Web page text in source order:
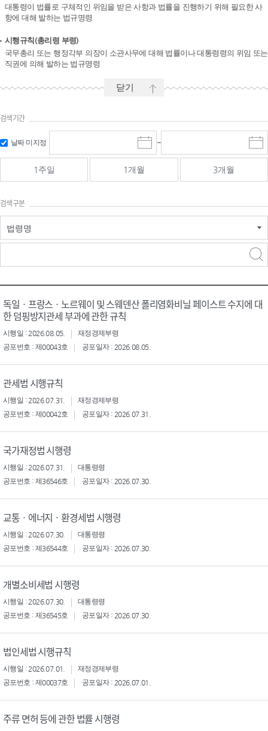
대통령이 법률로 구체적인 위임을 받은 사항과 법률을 진행하기 위해 필요한 사
항에 대해 발하는 법규명령
시행규칙(총리령 부령)
국무총리 또는 행정각부 의장이 소관사무에 대해 법률이나 대통령령의 위임 또는
직권에 의해 발하는 법규명령
닫기
검색기간
날짜 미지정
시
작
일
선
~
마
감
선
1주일 1개월 3개월
검색구분
법령명
독일ㆍ프랑스ㆍ노르웨이 및 스웨덴산 폴리염화비닐 페이스트 수지에 대
한 덤핑방지관세 부과에 관한 규칙
시행일 : 2026.08.05.
재정경제부령
공포번호 : 제00043호
공포일자 : 2026.08.05.
관세법 시행규칙
시행일 : 2026.07.31.
재정경제부령
공포번호 : 제00042호
공포일자 : 2026.07.31.
국가재정법 시행령
시행일 : 2026.07.31.
대통령령
공포번호 : 제36546호
공포일자 : 2026.07.30.
교통ㆍ에너지ㆍ환경세법 시행령
시행일 : 2026.07.30.
대통령령
공포번호 : 제36544호
공포일자 : 2026.07.30.
개별소비세법 시행령
시행일 : 2026.07.30.
대통령령
공포번호 : 제36545호
공포일자 : 2026.07.30.
법인세법 시행규칙
시행일 : 2026.07.01.
재정경제부령
공포번호 : 제00037호
공포일자 : 2026.07.01.
주류 면허 등에 관한 법률 시행령